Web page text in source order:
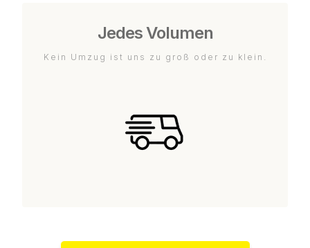
Jedes Volumen
Kein Umzug ist uns zu groß oder zu klein.